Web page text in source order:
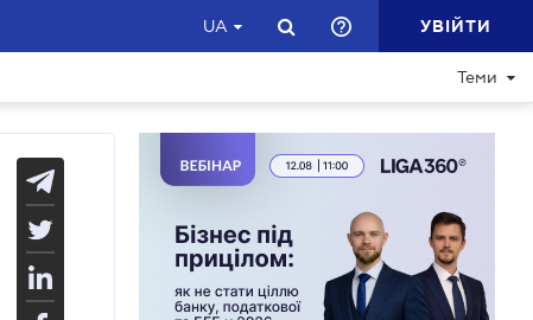
UA УВІЙТИ
Теми